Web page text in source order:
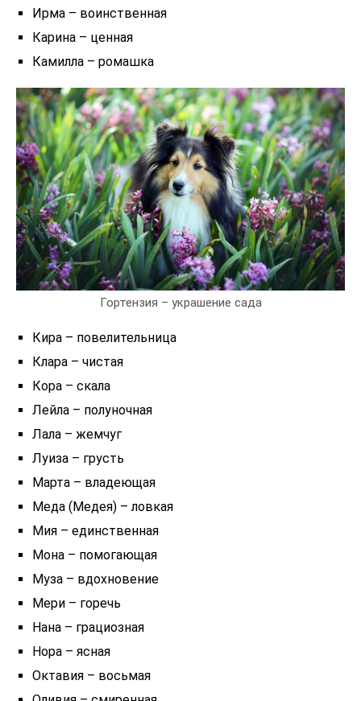
Ирма – воинственная
Карина – ценная
Камилла – ромашка
Гортензия – украшение сада
Кира – повелительница
Клара – чистая
Кора – скала
Лейла – полуночная
Лала – жемчуг
Луиза – грусть
Марта – владеющая
Меда (Медея) – ловкая
Мия – единственная
Мона – помогающая
Муза – вдохновение
Мери – горечь
Нана – грациозная
Нора – ясная
Октавия – восьмая